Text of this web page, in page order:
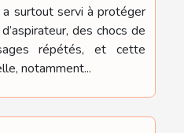
surtout servi à protéger
des chocs de
répétés, et cette
notamment...